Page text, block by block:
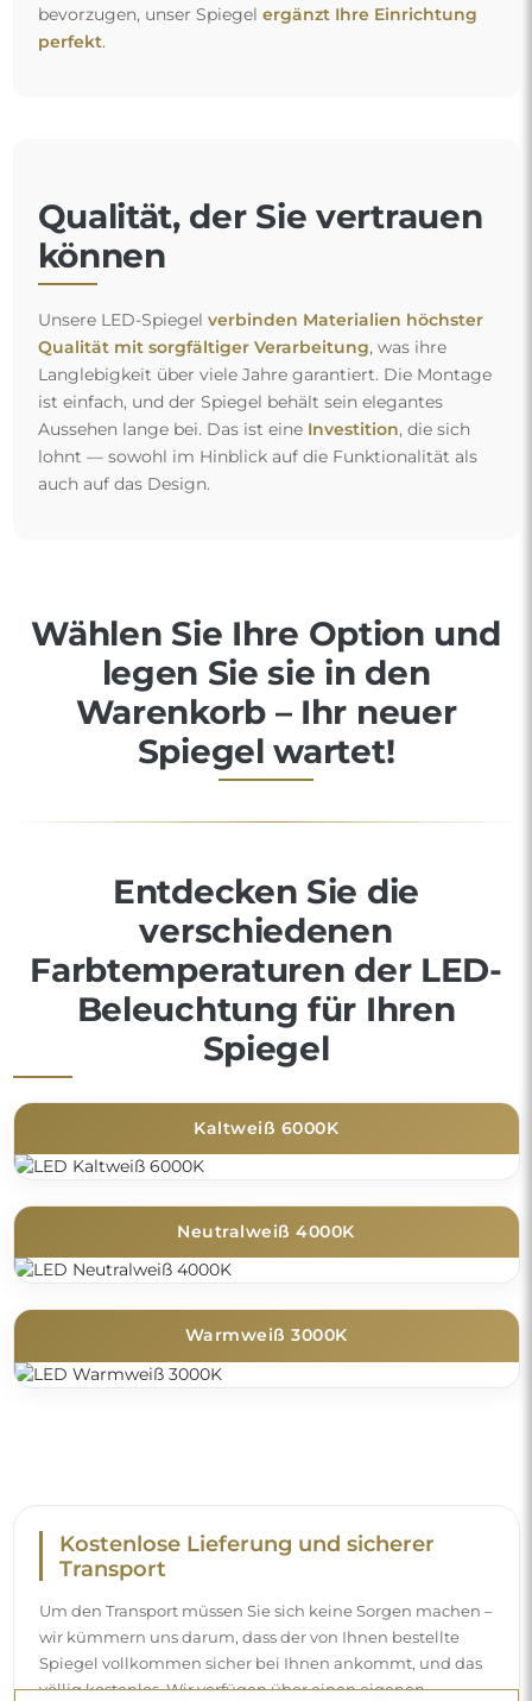
bevorzugen, unser Spiegel ergänzt Ihre Einrichtung
perfekt.
Qualität, der Sie vertrauen
können
Unsere LED-Spiegel verbinden Materialien höchster
Qualität mit sorgfältiger Verarbeitung, was ihre
Langlebigkeit über viele Jahre garantiert. Die Montage
ist einfach, und der Spiegel behält sein elegantes
Aussehen lange bei. Das ist eine Investition, die sich
lohnt — sowohl im Hinblick auf die Funktionalität als
auch auf das Design.
Wählen Sie Ihre Option und
legen Sie sie in den
Warenkorb – Ihr neuer
Spiegel wartet!
Entdecken Sie die
verschiedenen
Farbtemperaturen der LED-
Beleuchtung für Ihren
Spiegel
Kaltweiß 6000K
Neutralweiß 4000K
Warmweiß 3000K
Kostenlose Lieferung und sicherer
Transport
Um den Transport müssen Sie sich keine Sorgen machen –
wir kümmern uns darum, dass der von Ihnen bestellte
Spiegel vollkommen sicher bei Ihnen ankommt, und das
völlig kostenlos. Wir verfügen über einen eigenen